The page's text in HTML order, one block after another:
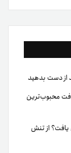
محبوب‌ترین
کاهش یافت؟ از تنش